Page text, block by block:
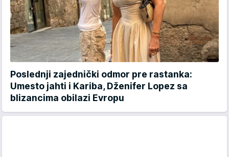
Poslednji zajednički odmor pre rastanka:
Umesto jahti i Kariba, Dženifer Lopez sa
blizancima obilazi Evropu